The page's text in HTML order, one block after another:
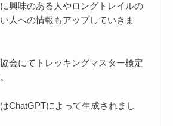
興味のある人やロングトレイルの
人への情報もアップしていきま
会にてトレッキングマスター検定
ChatGPTによって生成されまし